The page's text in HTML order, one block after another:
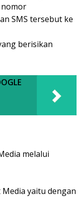
SMS tersebut ke
berisikan
melalui
yaitu dengan